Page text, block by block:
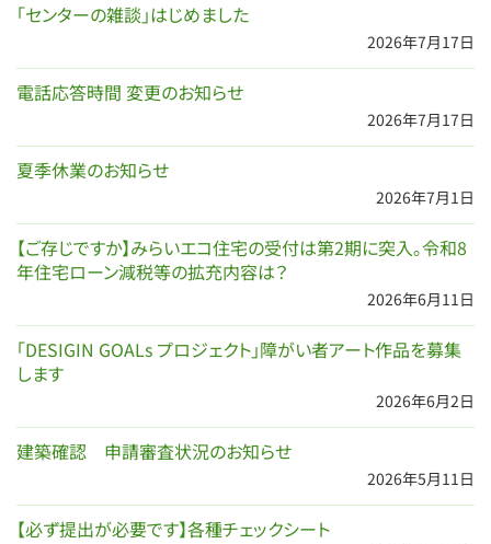
「センターの雑談」はじめました
2026年7月17日
電話応答時間 変更のお知らせ
2026年7月17日
夏季休業のお知らせ
2026年7月1日
【ご存じですか】みらいエコ住宅の受付は第2期に突入。令和8
年住宅ローン減税等の拡充内容は？
2026年6月11日
「DESIGIN GOALs プロジェクト」障がい者アート作品を募集
します
2026年6月2日
建築確認 申請審査状況のお知らせ
2026年5月11日
【必ず提出が必要です】各種チェックシート